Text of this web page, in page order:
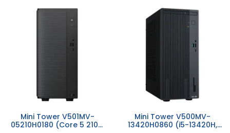
Mini Tower V501MV-
05210H0180 (Core 5 210H,
Mini Tower V500MV-
13420H0860 (i5-13420H,